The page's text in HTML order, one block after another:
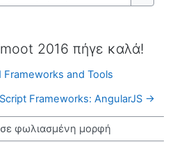
2016 πήγε καλά!
and Tools
Frameworks: AngularJS →